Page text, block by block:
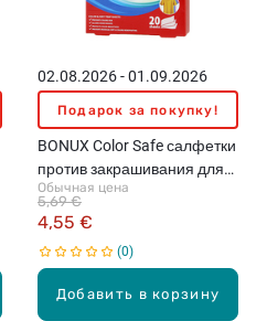
Добавить в корзину
02.08.2026 - 01.09.2026
Подарок за покупку!
BONUX Color Safe салфетки
против закрашивания для
цветного белья, 20шт.
Обычная цена
4,55 €
5,69 €
0